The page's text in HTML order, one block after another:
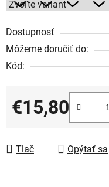
Dostupnosť
Môžeme doručiť do:
Kód:
€15,80
Jednotková cena:
Tlač Opýtať sa